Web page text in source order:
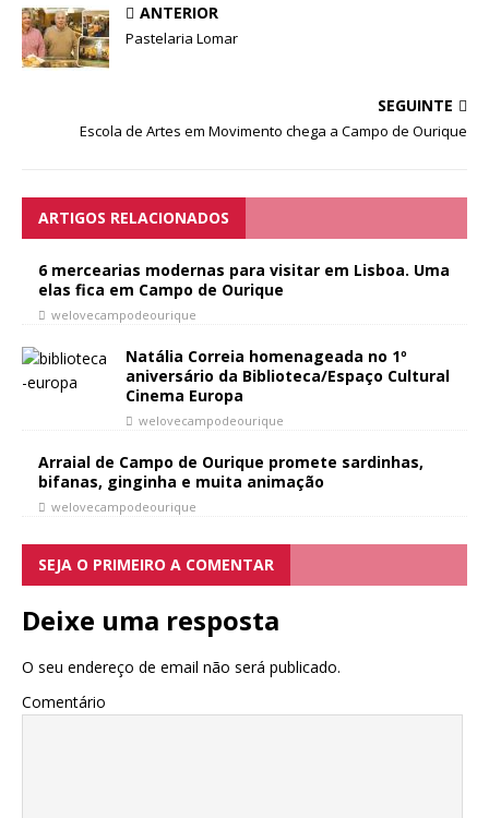
ANTERIOR
Pastelaria Lomar
SEGUINTE
Escola de Artes em Movimento chega a Campo de Ourique
ARTIGOS RELACIONADOS
6 mercearias modernas para visitar em Lisboa. Uma
elas fica em Campo de Ourique
welovecampodeourique
Natália Correia homenageada no 1º
aniversário da Biblioteca/Espaço Cultural
Cinema Europa
welovecampodeourique
Arraial de Campo de Ourique promete sardinhas,
bifanas, ginginha e muita animação
welovecampodeourique
SEJA O PRIMEIRO A COMENTAR
Deixe uma resposta
O seu endereço de email não será publicado.
Comentário